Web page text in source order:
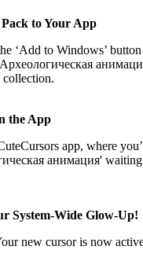
to Your App
‘Add to Windows’
collection.
the App
app, where
анимация'
System-Wide Glow-Up!
new cursor is now